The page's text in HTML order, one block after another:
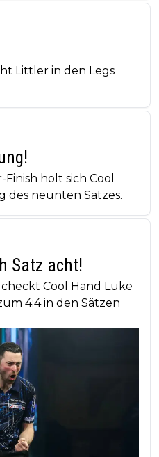
Littler in den Legs
holt sich Cool
des neunten Satzes.
Satz acht!
Cool Hand Luke
4:4 in den Sätzen